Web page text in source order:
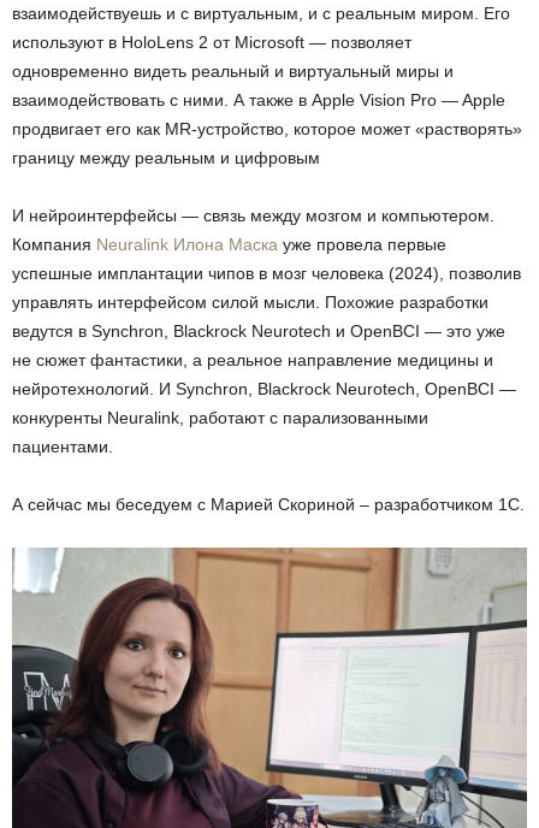
взаимодействуешь и с виртуальным, и с реальным миром. Его
используют в HoloLens 2 от Microsoft — позволяет
одновременно видеть реальный и виртуальный миры и
взаимодействовать с ними. А также в Apple Vision Pro — Apple
продвигает его как MR-устройство, которое может «растворять»
границу между реальным и цифровым
И нейроинтерфейсы — связь между мозгом и компьютером.
Компания Neuralink Илона Маска уже провела первые
успешные имплантации чипов в мозг человека (2024), позволив
управлять интерфейсом силой мысли. Похожие разработки
ведутся в Synchron, Blackrock Neurotech и OpenBCI — это уже
не сюжет фантастики, а реальное направление медицины и
нейротехнологий. И Synchron, Blackrock Neurotech, OpenBCI —
конкуренты Neuralink, работают с парализованными
пациентами.
А сейчас мы беседуем с Марией Скориной – разработчиком 1С.